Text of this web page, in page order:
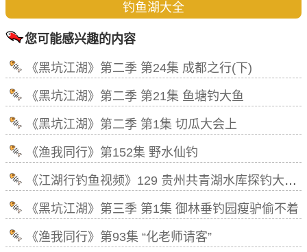
钓鱼湖大全
您可能感兴趣的内容
《黑坑江湖》第二季 第24集 成都之行(下)
《黑坑江湖》第二季 第21集 鱼塘钓大鱼
《黑坑江湖》第二季 第1集 切瓜大会上
《渔我同行》第152集 野水仙钓
《江湖行钓鱼视频》129 贵州共青湖水库探钓大草鱼
《黑坑江湖》第三季 第1集 御林垂钓园瘦驴偷不着
《渔我同行》第93集 “化老师请客”